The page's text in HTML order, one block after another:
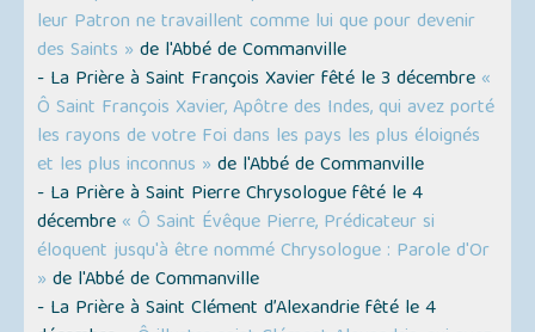
leur Patron ne travaillent comme lui que pour devenir
des Saints » de l'Abbé de Commanville
- La Prière à Saint François Xavier fêté le 3 décembre «
Ô Saint François Xavier, Apôtre des Indes, qui avez porté
les rayons de votre Foi dans les pays les plus éloignés
et les plus inconnus » de l'Abbé de Commanville
- La Prière à Saint Pierre Chrysologue fêté le 4
décembre « Ô Saint Évêque Pierre, Prédicateur si
éloquent jusqu'à être nommé Chrysologue : Parole d'Or
» de l'Abbé de Commanville
- La Prière à Saint Clément d’Alexandrie fêté le 4